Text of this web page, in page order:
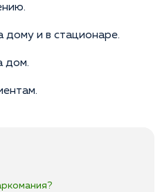
дому и в стационаре.
дом.